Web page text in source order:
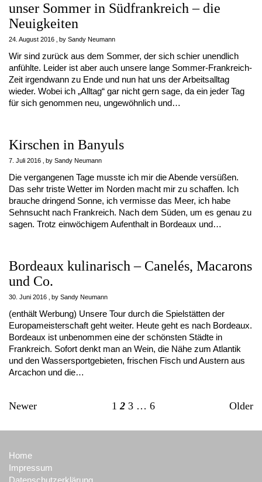
unser Sommer in Südfrankreich – die
Neuigkeiten
24. August 2016 by Sandy Neumann
Wir sind zurück aus dem Sommer, der sich schier unendlich
anfühlte. Leider ist aber auch unsere lange Sommer-Frankreich-
Zeit irgendwann zu Ende und nun hat uns der Arbeitsalltag
wieder. Wobei ich „Alltag“ gar nicht gern sage, da ein jeder Tag
für sich genommen neu, ungewöhnlich und…
Kirschen in Banyuls
7. Juli 2016 by Sandy Neumann
Die vergangenen Tage musste ich mir die Abende versüßen.
Das sehr triste Wetter im Norden macht mir zu schaffen. Ich
brauche dringend Sonne, ich vermisse das Meer, ich habe
Sehnsucht nach Frankreich. Nach dem Süden, um es genau zu
sagen. Trotz einwöchigem Aufenthalt in Bordeaux und…
Bordeaux kulinarisch – Canelés, Macarons
und Co.
30. Juni 2016 by Sandy Neumann
(enthält Werbung) Unsere Tour durch die Spielstätten der
Europameisterschaft geht weiter. Heute geht es nach Bordeaux.
Bordeaux ist unbenommen eine der schönsten Städte in
Frankreich. Sofort denkt man an Wein, die Nähe zum Atlantik
und den Wassersportgebieten, frischen Fisch und Austern aus
Arcachon und die…
Newer 1 2 3 … 6 Older
Home
Impressum
Datenschutzerklärung